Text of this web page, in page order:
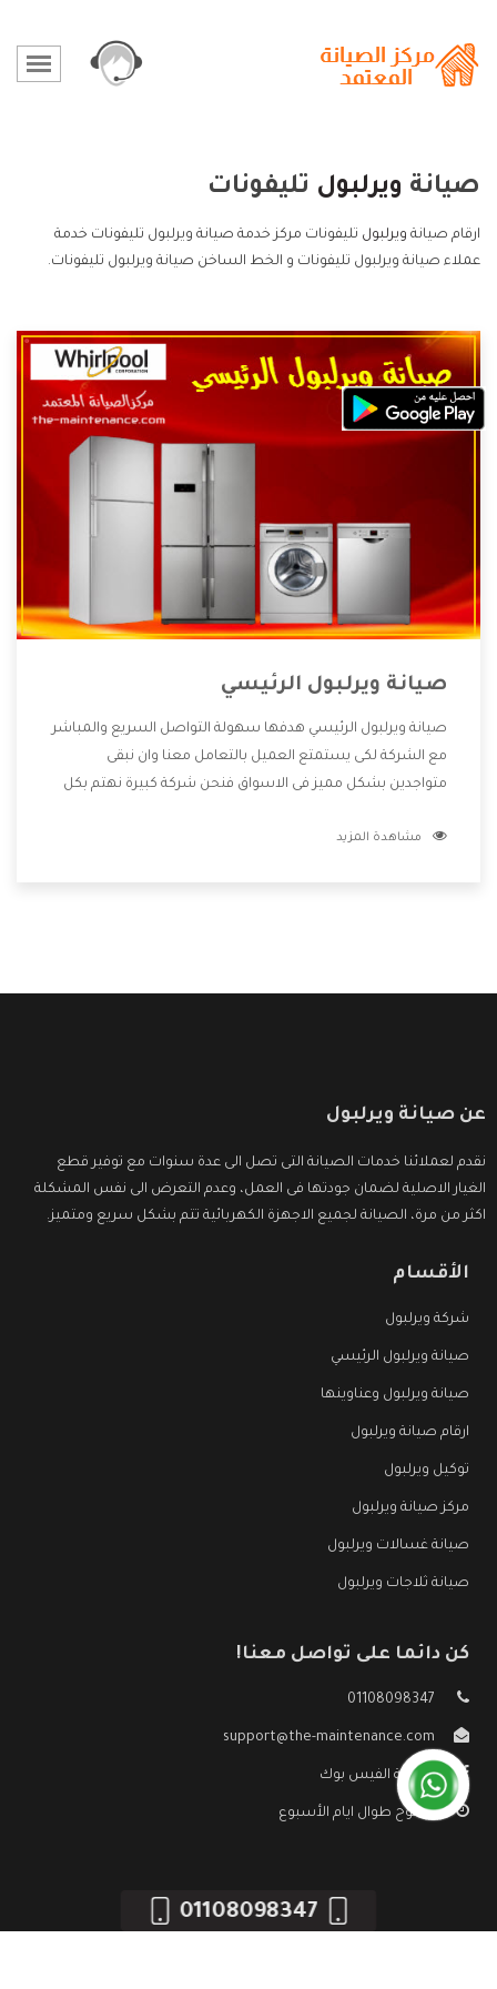
صيانة ويرلبول تليفونات
ارقام صيانة ويرلبول تليفونات مركز خدمة صيانة ويرلبول تليفونات خدمة
عملاء صيانة ويرلبول تليفونات و الخط الساخن صيانة ويرلبول تليفونات.
صيانة ويرلبول الرئيسي
صيانة ويرلبول الرئيسي هدفها سهولة التواصل السريع والمباشر
مع الشركة لكى يستمتع العميل بالتعامل معنا وان نبقى
متواجدين بشكل مميز فى الاسواق فنحن شركة كبيرة نهتم بكل
الشركة بها والتى تكون منها خدمة الصيانة التى تكون من أهم
مشاهدة المزيد
عن صيانة ويرلبول
نقدم لعملائنا خدمات الصيانة التى تصل الى عدة سنوات مع توفير قطع
الغيار الاصلية لضمان جودتها فى العمل، وعدم التعرض الى نفس المشكلة
اكثر من مرة، الصيانة لجميع الاجهزة الكهربائية تتم بشكل سريع ومتميز.
الأقسام
شركة ويرلبول
صيانة ويرلبول الرئيسي
صيانة ويرلبول وعناوينها
ارقام صيانة ويرلبول
توكيل ويرلبول
مركز صيانة ويرلبول
صيانة غسالات ويرلبول
صيانة ثلاجات ويرلبول
كن دائما على تواصل معنا!
01108098347
support@the-maintenance.com
صفحة الفيس بوك
مفتوح طوال ايام الأسبوع
01108098347